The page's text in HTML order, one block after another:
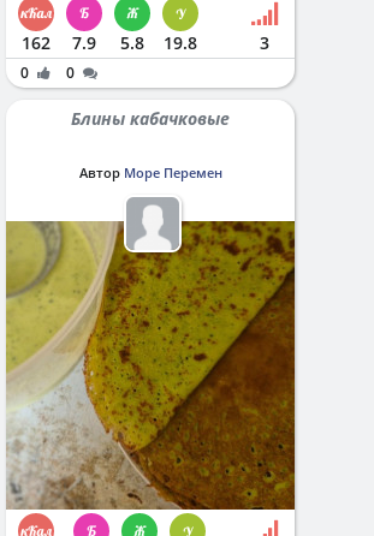
162 7.9 5.8 19.8 3
0 0
Блины кабачковые
Автор Море Перемен